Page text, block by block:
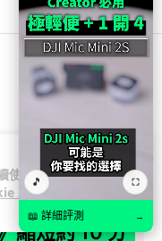
使用
政
12.1 「烏拉特
為提高世界首
縮短約 10 分
🎵 ⛶
📖 詳細評測 →